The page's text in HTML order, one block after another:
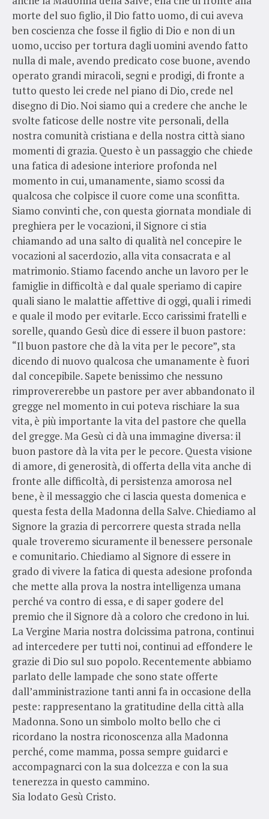
morte del suo figlio, il Dio fatto uomo, di cui aveva
ben coscienza che fosse il figlio di Dio e non di un
uomo, ucciso per tortura dagli uomini avendo fatto
nulla di male, avendo predicato cose buone, avendo
operato grandi miracoli, segni e prodigi, di fronte a
tutto questo lei crede nel piano di Dio, crede nel
disegno di Dio. Noi siamo qui a credere che anche le
svolte faticose delle nostre vite personali, della
nostra comunità cristiana e della nostra città siano
momenti di grazia. Questo è un passaggio che chiede
una fatica di adesione interiore profonda nel
momento in cui, umanamente, siamo scossi da
qualcosa che colpisce il cuore come una sconfitta.
Siamo convinti che, con questa giornata mondiale di
preghiera per le vocazioni, il Signore ci stia
chiamando ad una salto di qualità nel concepire le
vocazioni al sacerdozio, alla vita consacrata e al
matrimonio. Stiamo facendo anche un lavoro per le
famiglie in difficoltà e dal quale speriamo di capire
quali siano le malattie affettive di oggi, quali i rimedi
e quale il modo per evitarle. Ecco carissimi fratelli e
sorelle, quando Gesù dice di essere il buon pastore:
“Il buon pastore che dà la vita per le pecore”, sta
dicendo di nuovo qualcosa che umanamente è fuori
dal concepibile. Sapete benissimo che nessuno
rimprovererebbe un pastore per aver abbandonato il
gregge nel momento in cui poteva rischiare la sua
vita, è più importante la vita del pastore che quella
del gregge. Ma Gesù ci dà una immagine diversa: il
buon pastore dà la vita per le pecore. Questa visione
di amore, di generosità, di offerta della vita anche di
fronte alle difficoltà, di persistenza amorosa nel
bene, è il messaggio che ci lascia questa domenica e
questa festa della Madonna della Salve. Chiediamo al
Signore la grazia di percorrere questa strada nella
quale troveremo sicuramente il benessere personale
e comunitario. Chiediamo al Signore di essere in
grado di vivere la fatica di questa adesione profonda
che mette alla prova la nostra intelligenza umana
perché va contro di essa, e di saper godere del
premio che il Signore dà a coloro che credono in lui.
La Vergine Maria nostra dolcissima patrona, continui
ad intercedere per tutti noi, continui ad effondere le
grazie di Dio sul suo popolo. Recentemente abbiamo
parlato delle lampade che sono state offerte
dall’amministrazione tanti anni fa in occasione della
peste: rappresentano la gratitudine della città alla
Madonna. Sono un simbolo molto bello che ci
ricordano la nostra riconoscenza alla Madonna
perché, come mamma, possa sempre guidarci e
accompagnarci con la sua dolcezza e con la sua
tenerezza in questo cammino.
Sia lodato Gesù Cristo.